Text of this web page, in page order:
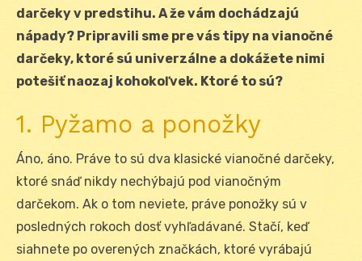
darčeky v predstihu. A že vám dochádzajú
nápady? Pripravili sme pre vás tipy na vianočné
darčeky, ktoré sú univerzálne a dokážete nimi
potešiť naozaj kohokoľvek. Ktoré to sú?
1. Pyžamo a ponožky
Áno, áno. Práve to sú dva klasické vianočné darčeky,
ktoré snáď nikdy nechýbajú pod vianočným
darčekom. Ak o tom neviete, práve ponožky sú v
posledných rokoch dosť vyhľadávané. Stačí, keď
siahnete po overených značkách, ktoré vyrábajú